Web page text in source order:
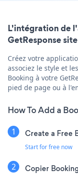
L'intégration de
GetResponse
Créez votre
associez le style et
Booking à votre
pied de page ou à
How To Add a
Create a Free
Start for free now
Copier